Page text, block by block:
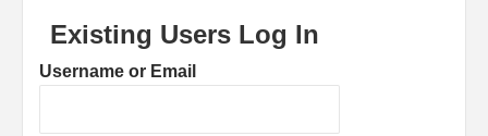
Existing Users Log In
Username or Email